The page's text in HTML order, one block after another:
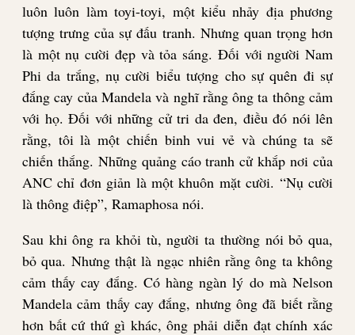
luôn luôn làm toyi-toyi, một kiểu nhảy địa phương
tượng trưng của sự đấu tranh. Nhưng quan trọng hơn
là một nụ cười đẹp và tỏa sáng. Đối với người Nam
Phi da trắng, nụ cười biểu tượng cho sự quên đi sự
đắng cay của Mandela và nghĩ rằng ông ta thông cảm
với họ. Đối với những cử tri da đen, điều đó nói lên
rằng, tôi là một chiến binh vui vẻ và chúng ta sẽ
chiến thắng. Những quảng cáo tranh cử khắp nơi của
ANC chỉ đơn giản là một khuôn mặt cười. “Nụ cười
là thông điệp”, Ramaphosa nói.
Sau khi ông ra khỏi tù, người ta thường nói bỏ qua,
bỏ qua. Nhưng thật là ngạc nhiên rằng ông ta không
cảm thấy cay đắng. Có hàng ngàn lý do mà Nelson
Mandela cảm thấy cay đắng, nhưng ông đã biết rằng
hơn bất cứ thứ gì khác, ông phải diễn đạt chính xác